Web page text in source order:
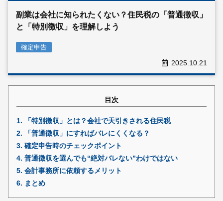
企業理念
お客様の声
事務所案内
採用情報
© 2009 - 2026 税理士法人新日本経営
副業は会社に知られたくない？住民税の「普通徴収」
と「特別徴収」を理解しよう
確定申告
2025.10.21
目次
1. 「特別徴収」とは？会社で天引きされる住民税
2. 「普通徴収」にすればバレにくくなる？
3. 確定申告時のチェックポイント
4. 普通徴収を選んでも“絶対バレない”わけではない
5. 会計事務所に依頼するメリット
6. まとめ